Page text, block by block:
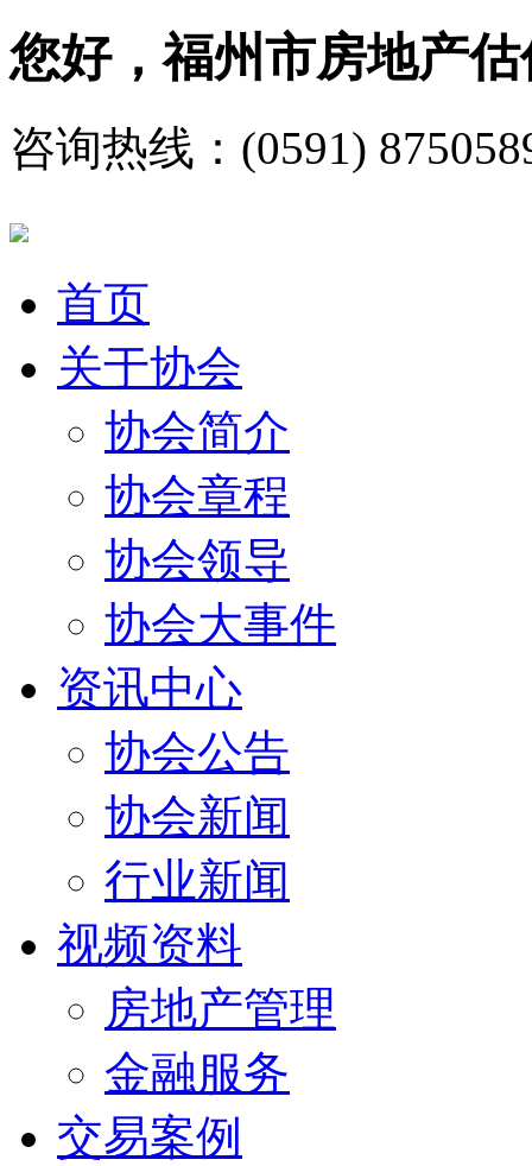
您好，福州市房地产
咨询热线：(0591)
首页
关于协会
协会简介
协会章程
协会领导
协会大事件
资讯中心
协会公告
协会新闻
行业新闻
视频资料
房地产管理
金融服务
交易案例